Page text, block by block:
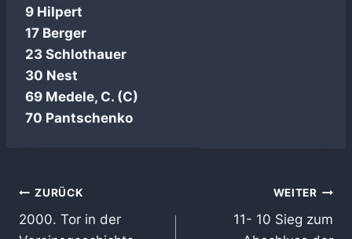
9 Hilpert
17 Berger
23 Schlothauer
30 Nest
69 Medele, C. (C)
70 Pantschenko
Beitragsnavigation
ZURÜCK
2000. Tor in der
WEITER
11- 10 Sieg zum